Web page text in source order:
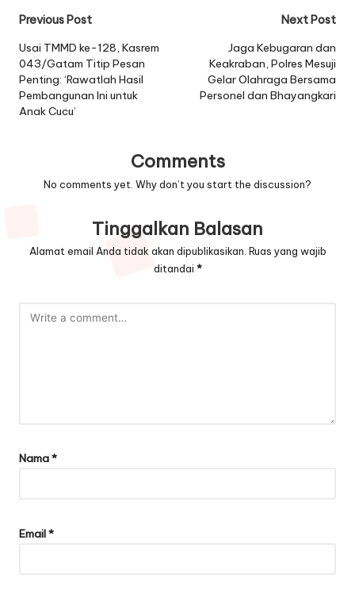
Post
navigation
Previous Post
Usai TMMD ke-128, Kasrem
043/Gatam Titip Pesan
Penting: ‘Rawatlah Hasil
Pembangunan Ini untuk
Anak Cucu’
Next Post
Jaga Kebugaran dan
Keakraban, Polres Mesuji
Gelar Olahraga Bersama
Personel dan Bhayangkari
Comments
No comments yet. Why don’t you start the discussion?
Tinggalkan Balasan
Alamat email Anda tidak akan dipublikasikan. Ruas yang wajib
ditandai *
Nama*
Email*